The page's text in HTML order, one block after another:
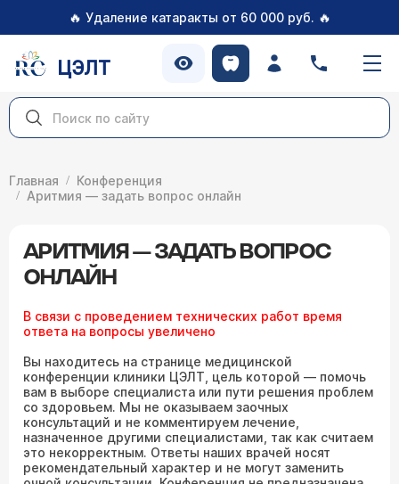
🔥 Удаление катаракты от 60 000 руб. 🔥
ЦЭЛТ
Главная
Конференция
Аритмия — задать вопрос онлайн
АРИТМИЯ — ЗАДАТЬ ВОПРОС
ОНЛАЙН
В связи с проведением технических работ время
ответа на вопросы увеличено
Вы находитесь на странице медицинской
конференции клиники ЦЭЛТ, цель которой — помочь
вам в выборе специалиста или пути решения проблем
со здоровьем. Мы не оказываем заочных
консультаций и не комментируем лечение,
назначенное другими специалистами, так как считаем
это некорректным. Ответы наших врачей носят
рекомендательный характер и не могут заменить